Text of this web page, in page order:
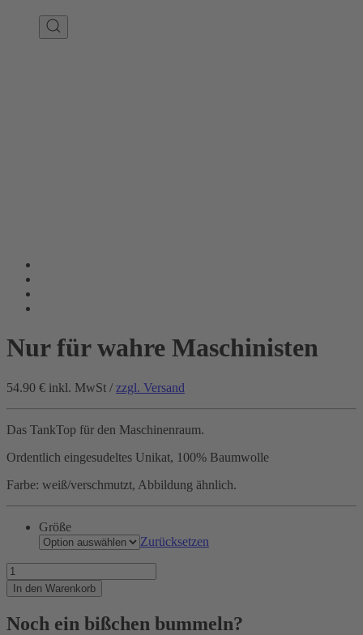
Nur für wahre Maschinisten
54.90 € inkl. MwSt / zzgl. Versand
Das TankTop für den Maschinenraum.
Ordentlich eingesudeltes Unikat, 100% Baumwolle
Farbe: weiß/verschmutzt, Abbildung ähnlich.
Größe
Zurücksetzen
Nur
für
wahre
Menge
In den Warenkorb
Noch ein bißchen bummeln?